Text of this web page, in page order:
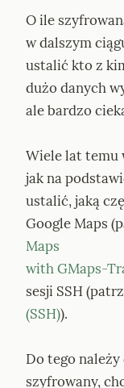
O ile
w dalszym
ustalić kto z
dużo danych
ale bardzo
Wiele lat temu
jak na
ustalić, jaką
Google Maps
Maps
with GMaps-
sesji SSH
(SSH)).
Do tego
szyfrowany,